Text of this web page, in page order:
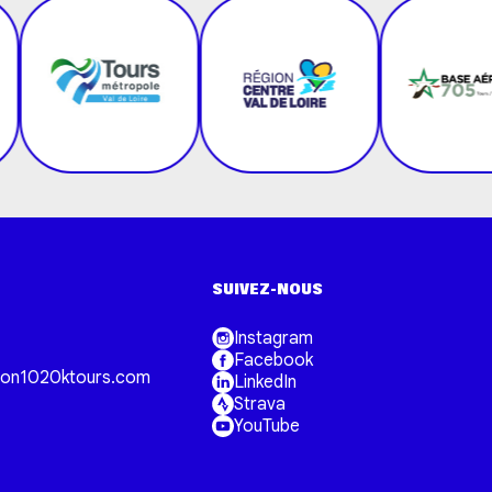
SUIVEZ-NOUS
Instagram
Facebook
LinkedIn
Strava
YouTube